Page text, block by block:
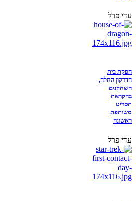
עדי פרל
הפקת בית
הדרקון החלה,
השחקנים
בהקראת
תסריט
משותפת
ראשונה
עדי פרל